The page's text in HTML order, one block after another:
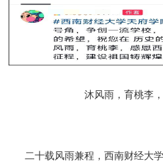
沐风雨，育桃李
二十载风雨兼程，西南财经大